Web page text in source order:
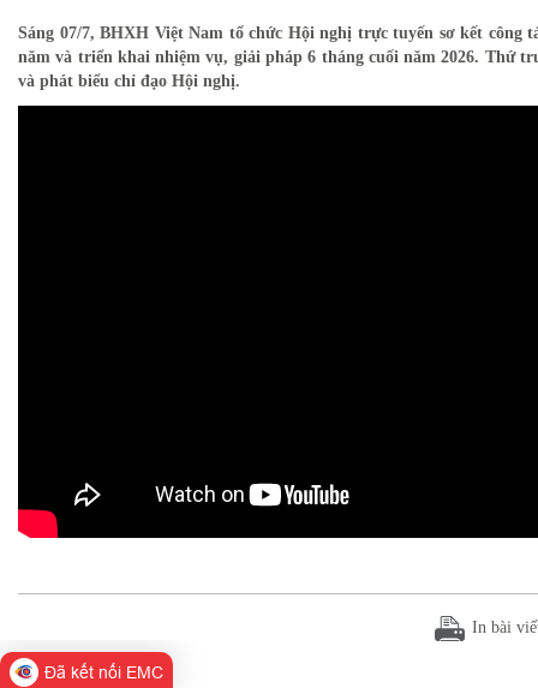
Sáng 07/7, BHXH Việt Nam tổ chức Hội nghị trực tuyến sơ kết công
năm và triển khai nhiệm vụ, giải pháp 6 tháng cuối năm 2026. Thứ
và phát biểu chỉ đạo Hội nghị.
In bài
Đã kết nối EMC